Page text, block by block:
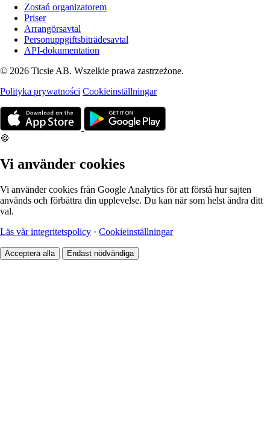
Zostań organizatorem
Priser
Arrangörsavtal
Personuppgiftsbiträdesavtal
API-dokumentation
© 2026 Ticsie AB. Wszelkie prawa zastrzeżone.
Polityka prywatności Cookieinställningar
🍪
Vi använder cookies
Vi använder cookies från Google Analytics för att förstå hur sajten
används och förbättra din upplevelse. Du kan när som helst ändra ditt
val.
Läs vår integritetspolicy · Cookieinställningar
Acceptera alla Endast nödvändiga